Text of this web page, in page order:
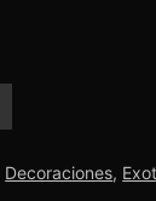
Decoraciones,